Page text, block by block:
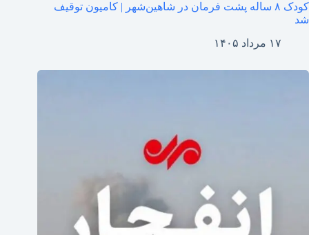
کودک ۸ ساله پشت فرمان در شاهین‌شهر | کامیون توقیف
شد
۱۷ مرداد ۱۴۰۵